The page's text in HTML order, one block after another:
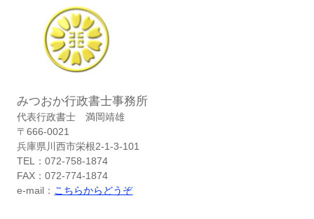
みつおか行政書士事務所
代表行政書士 満岡靖雄
〒666-0021
兵庫県川西市栄根2-1-3-101
TEL：072-758-1874
FAX：072-774-1874
e-mail： こちらからどうぞ